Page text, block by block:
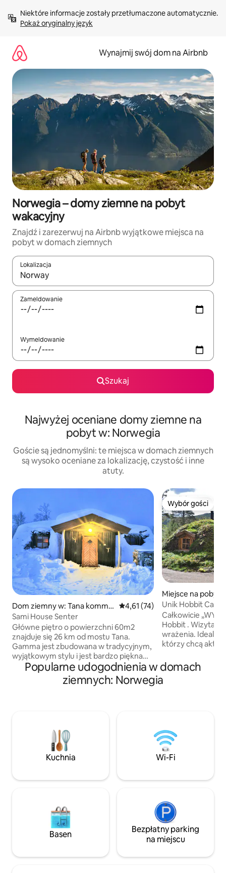
treści Pokaż oryginalny język
Wynajmij swój dom na Airbnb
Norwegia – domy ziemne na pobyt
wakacyjny
Znajdź i zarezerwuj na Airbnb wyjątkowe miejsca na
pobyt w domach ziemnych
Lokalizacja
Gdy wyniki będą dostępne, możesz poruszać się po nich za
Zameldowanie
Wymeldowanie
Szukaj
Najwyżej oceniane domy ziemne na
pobyt w: Norwegia
Goście są jednomyślni: te miejsca w domach ziemnych
są wysoko oceniane za lokalizację, czystość i inne
atuty.
Dom ziemny w: Tana kommu
ne
Średnia ocena: 4,61 na 5,
4,61 (74)
Sami House Senter
Główne piętro o powierzchni 60m2
znajduje się 26 km od mostu Tana.
Gamma jest zbudowana w tradycyjnym,
wyjątkowym stylu i jest bardzo piękna
zarówno wewnątrz, jak i na zewnątrz
budynku. Na dole znajduje się duża
weranda. Zupełnie nowa wyjątkowa
północy. Piękna przyroda i góry. Blisko
najlepszej rzeki łososia w Europie i 5 km
od morza. Dobre możliwości połowowe.
Polowanie, skuter, safari w dziczy. Psie
w atrakcji!😊
Wybór gości
Wybór gości
Miejsce na pobyt
Unik Hobbit Cabin
Całkowicie
Hobbit . Wizyta zapewni Ci wyjątkowe
wrażenia. Idealne zarówno dla tych,
którzy chcą
ciszy. Trasy rowerowe, wędkarstwo
i wędrówki
w pięknym
400 metrów. Flom i Aurland oddalone są
o zaledwie 50
światowej sławy
podróżami
Popularne udogodnienia w domach
ziemnych: Norwegia
Kuchnia Wi-Fi
Basen
Bezpłatny parking
na miejscu